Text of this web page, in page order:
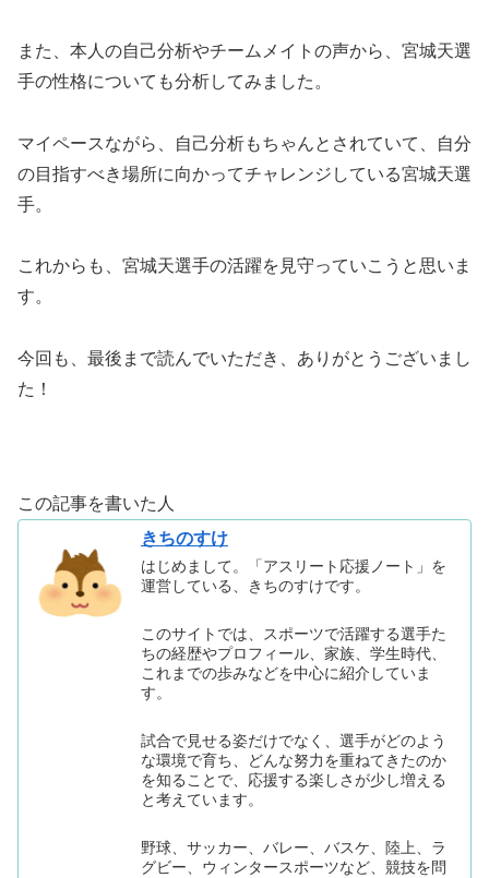
また、本人の自己分析やチームメイトの声から、宮城天選
手の性格についても分析してみました。
マイペースながら、自己分析もちゃんとされていて、自分
の目指すべき場所に向かってチャレンジしている宮城天選
手。
これからも、宮城天選手の活躍を見守っていこうと思いま
す。
今回も、最後まで読んでいただき、ありがとうございまし
た！
この記事を書いた人
きちのすけ
はじめまして。「アスリート応援ノート」を
運営している、きちのすけです。
このサイトでは、スポーツで活躍する選手た
ちの経歴やプロフィール、家族、学生時代、
これまでの歩みなどを中心に紹介していま
す。
試合で見せる姿だけでなく、選手がどのよう
な環境で育ち、どんな努力を重ねてきたのか
を知ることで、応援する楽しさが少し増える
と考えています。
野球、サッカー、バレー、バスケ、陸上、ラ
グビー、ウィンタースポーツなど、競技を問